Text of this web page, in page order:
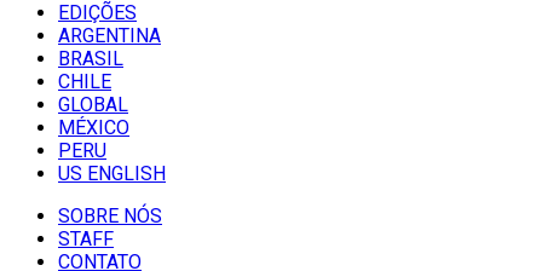
EDIÇÕES
ARGENTINA
BRASIL
CHILE
GLOBAL
MÉXICO
PERU
US ENGLISH
SOBRE NÓS
STAFF
CONTATO